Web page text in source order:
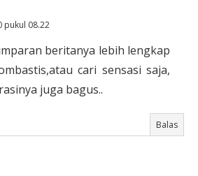
pukul 08.22
beritanya lebih lengkap
cari sensasi saja,
juga bagus..
Balas